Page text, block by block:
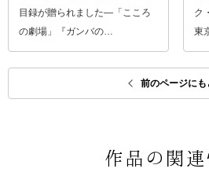
目録が贈られました―「こころ
の劇場」『ガンバの…
ク
東
前のページにも
作品の関連